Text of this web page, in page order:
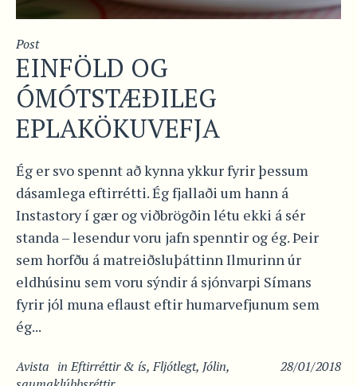
Post
EINFÖLD OG
ÓMÓTSTÆÐILEG
EPLAKÖKUVEFJA
Ég er svo spennt að kynna ykkur fyrir þessum
dásamlega eftirrétti. Ég fjallaði um hann á
Instastory í gær og viðbrögðin létu ekki á sér
standa – lesendur voru jafn spenntir og ég. Þeir
sem horfðu á matreiðsluþáttinn Ilmurinn úr
eldhúsinu sem voru sýndir á sjónvarpi Símans
fyrir jól muna eflaust eftir humarvefjunum sem
ég...
28/01/2018
Avista inEftirréttir & ís,Fljótlegt, Jólin,